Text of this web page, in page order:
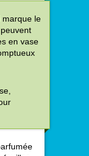
marque le
en vase